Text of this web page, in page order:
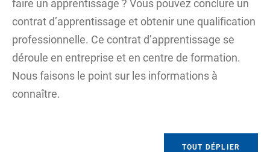
faire un apprentissage ? Vous pouvez conclure un
contrat d’apprentissage et obtenir une qualification
professionnelle. Ce contrat d’apprentissage se
déroule en entreprise et en centre de formation.
Nous faisons le point sur les informations à
connaître.
TOUT DÉPLIER